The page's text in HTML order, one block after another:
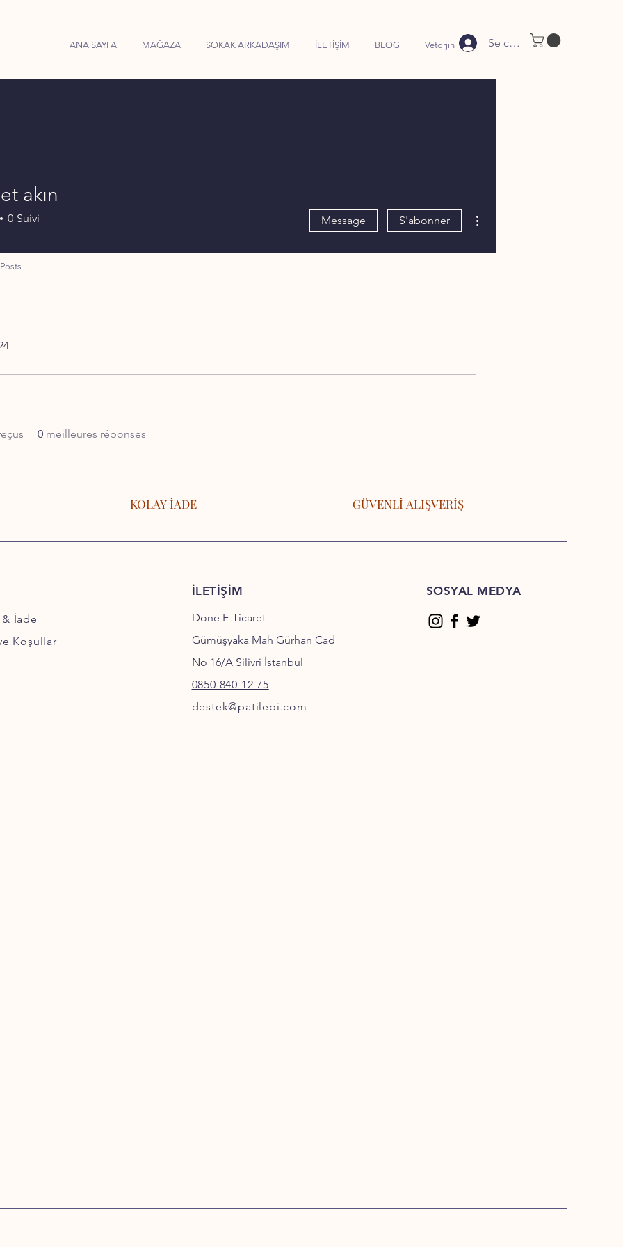
ANA SAYFA MAĞAZA SOKAK ARKADAŞIM İLETİŞİM BLOG Vetorjin Se connecter
0 meilleures réponses
akın
0 Suivi Message S'abonner
KOLAY İADE GÜVENLİ ALIŞVERİŞ
İade
Koşullar
İLETİŞİM
Done E-Ticaret
Gümüşyaka Mah Gürhan Cad
No 16/A Silivri İstanbul
0850 840 12 75
destek@patilebi.com
SOSYAL MEDYA